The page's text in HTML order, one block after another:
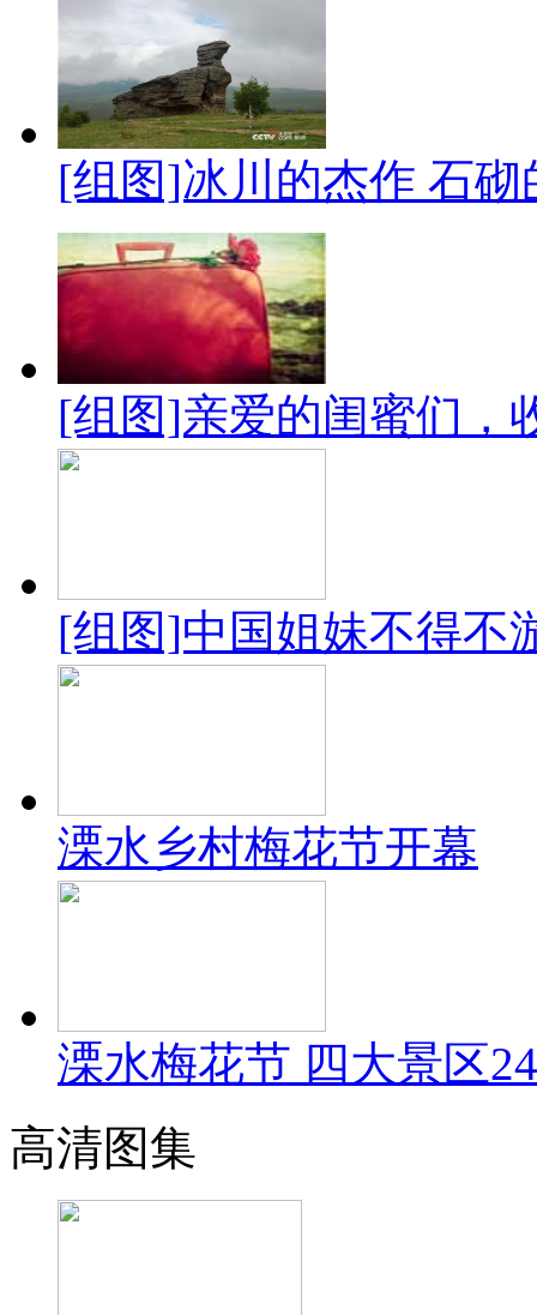
[组图]冰川的杰作 石
[组图]亲爱的闺蜜们，
[组图]中国姐妹不得不
溧水乡村梅花节开幕
溧水梅花节 四大景区
高清图集